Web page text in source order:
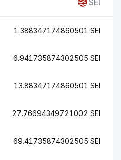
SEI
1.388347174860501 SEI
6.941735874302505 SEI
13.88347174860501 SEI
27.76694349721002 SEI
69.41735874302505 SEI